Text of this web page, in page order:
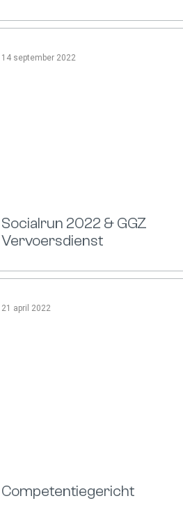
14 september 2022
Socialrun 2022 & GGZ
Vervoersdienst
21 april 2022
Competentiegericht